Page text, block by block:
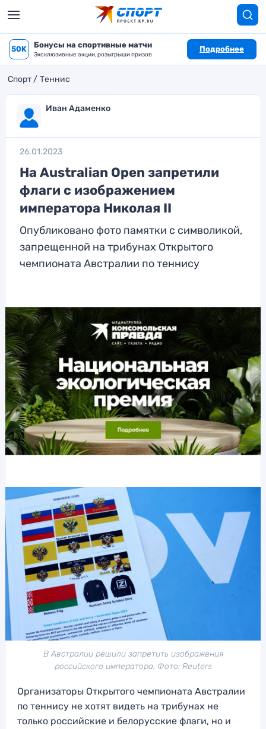
50K Бонусы на спортивные матчи
Эксклюзивные акции, розыгрыши призов
Подробнее
Спорт Теннис
Иван Адаменко
26.01.2023
На Australian Open запретили
флаги с изображением
императора Николая II
Опубликовано фото памятки с символикой,
запрещенной на трибунах Открытого
чемпионата Австралии по теннису
В Австралии решили запретить изображения
российского императора. Фото: Reuters
Организаторы Открытого чемпионата Австралии
по теннису не хотят видеть на трибунах не
только российские и белорусские флаги, но и